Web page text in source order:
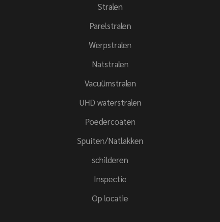
Stralen
Parelstralen
Werpstralen
Natstralen
Vacuümstralen
UHD waterstralen
Poedercoaten
Spuiten/Natlakken
schilderen
Inspectie
Op locatie